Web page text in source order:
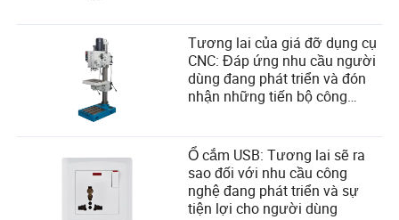
Tương lai của giá đỡ dụng cụ
CNC: Đáp ứng nhu cầu người
dùng đang phát triển và đón
nhận những tiến bộ công
Ổ cắm USB: Tương lai sẽ ra
sao đối với nhu cầu công
nghệ đang phát triển và sự
tiện lợi cho người dùng